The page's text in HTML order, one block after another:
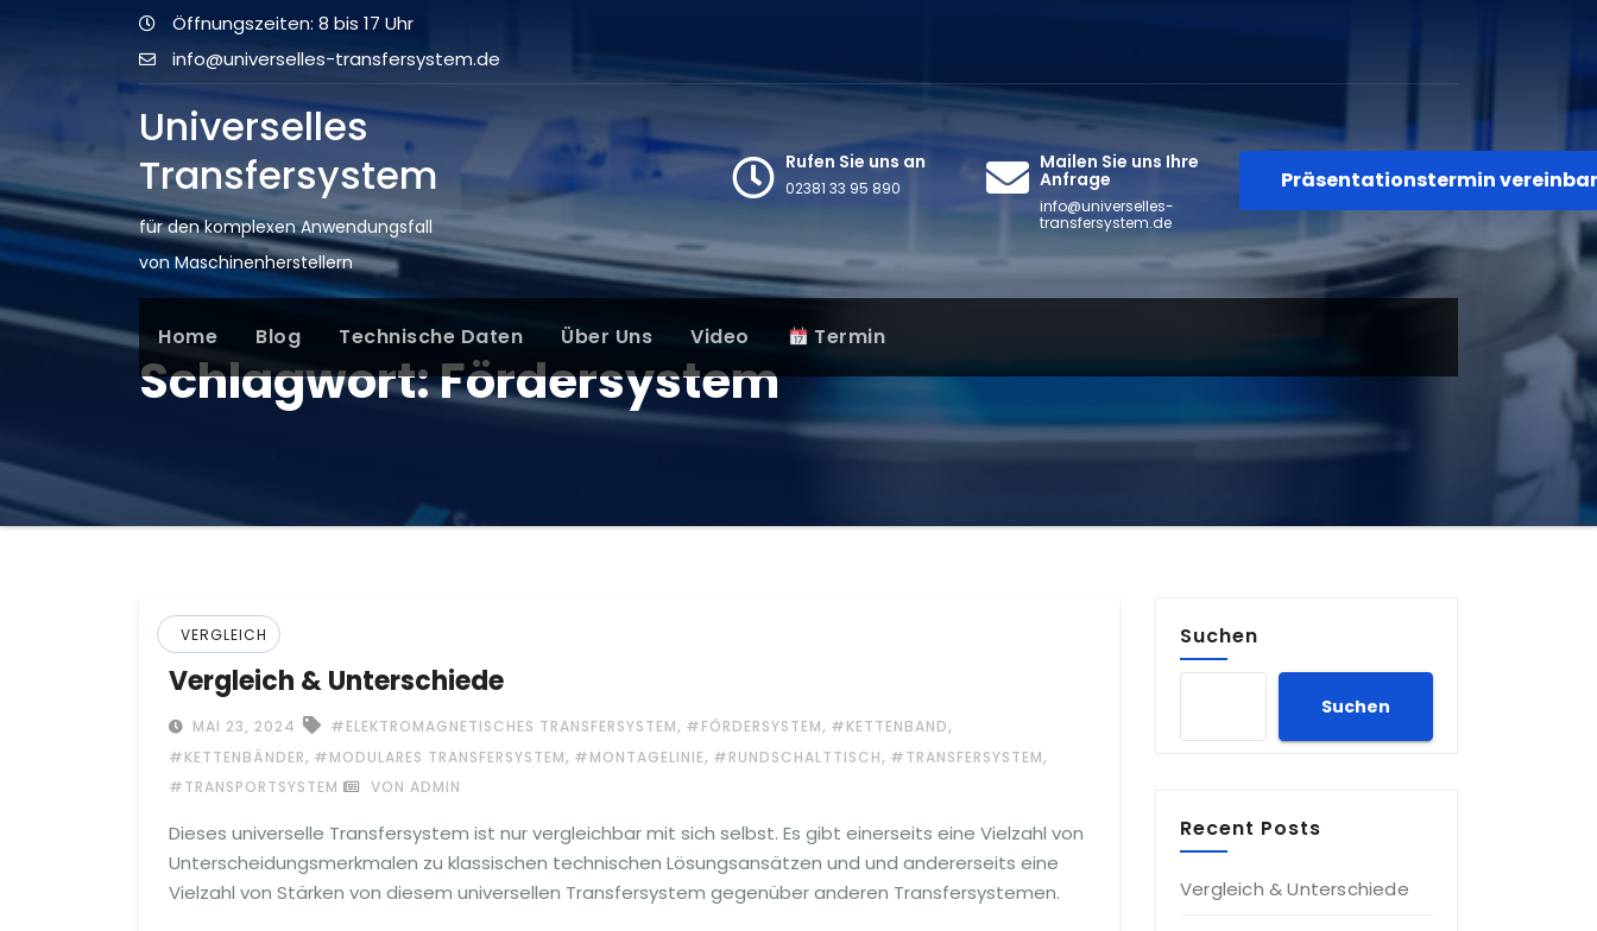
Öffnungszeiten: 8 bis 17 Uhr
info@universelles-transfersystem.de
Universelles
Transfersystem
für den komplexen Anwendungsfall
von Maschinenherstellern
Rufen Sie uns an
02381 33 95 890
Mailen Sie uns Ihre
Anfrage
info@universelles-
transfersystem.de
Präsentationstermin
Home Blog Technische Daten Über Uns Video Termin
Schlagwort:Fördersystem
VERGLEICH
Vergleich & Unterschiede
MAI 23, 2024 #ELEKTROMAGNETISCHES TRANSFERSYSTEM, #FÖRDERSYSTEM, #KETTENBAND,
#KETTENBÄNDER, #MODULARES TRANSFERSYSTEM, #MONTAGELINIE, #RUNDSCHALTTISCH, #TRANSFERSYSTEM,
#TRANSPORTSYSTEM VON ADMIN
Dieses universelle Transfersystem ist nur vergleichbar mit sich selbst. Es gibt einerseits eine Vielzahl von
Unterscheidungsmerkmalen zu klassischen technischen Lösungsansätzen und und andererseits eine
Vielzahl von Stärken von diesem universellen Transfersystem gegenüber anderen Transfersystemen.
Suchen
Suchen
Recent Posts
Vergleich & Unterschiede